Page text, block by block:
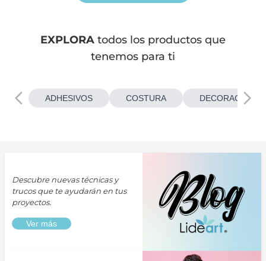
EXPLORA todos los productos que
tenemos para ti
ADHESIVOS COSTURA
Descubre nuevas técnicas y
trucos que te ayudarán en tus
proyectos.
Ver más